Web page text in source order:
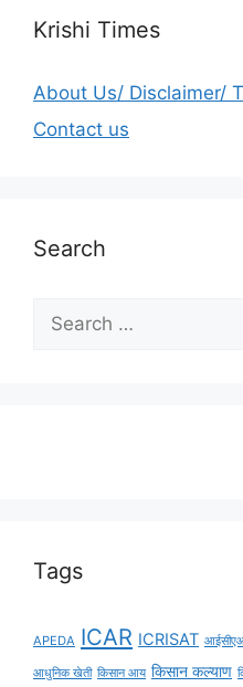
Krishi Times
About Us/ Disclaimer/
Contact us
Search
Tags
APEDA ICAR ICRISAT
आधुनिक खेती किसान आय किसान कल्याण